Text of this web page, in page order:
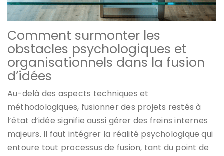
Comment surmonter les
obstacles psychologiques et
organisationnels dans la fusion
d’idées
Au-delà des aspects techniques et
méthodologiques, fusionner des projets restés à
l’état d’idée signifie aussi gérer des freins internes
majeurs. Il faut intégrer la réalité psychologique qui
entoure tout processus de fusion, tant du point de